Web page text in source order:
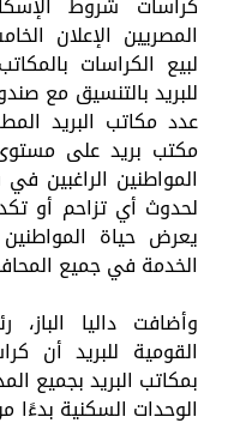
المصريين الإعلان
لبيع الكراسات
للبريد بالتنسيق مع
مكتب بريد على
المواطنين الراغبين
لحدوث أي تزاحم أو
يعرض حياة
الخدمة في جميع
وأضافت داليا
القومية للبريد أن
بمكاتب البريد بجميع